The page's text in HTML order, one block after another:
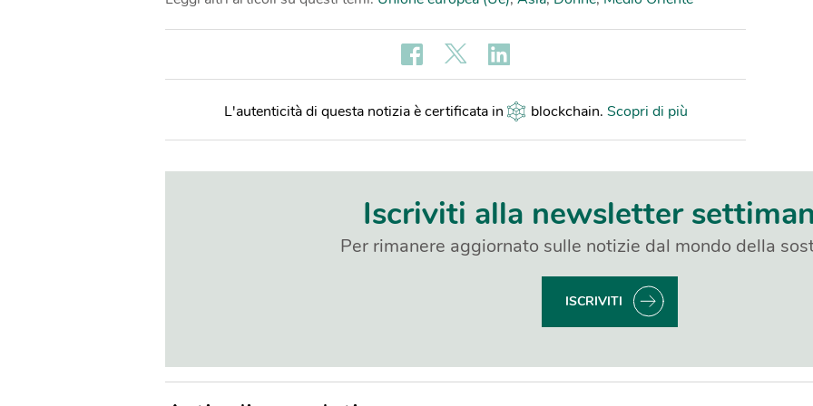
L'autenticità di questa notizia è certificata in blockchain. Scopri di più
Iscriviti alla newsletter
Per rimanere aggiornato sulle notizie dal mondo della
ISCRIVITI